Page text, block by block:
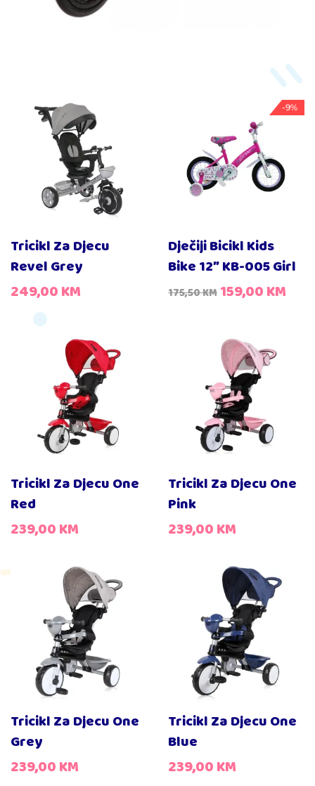
Tricikl Za Djecu
Revel Grey
249,00KM
-9%
Dječiji Bicikl Kids
Bike 12″ KB-005 Girl
175,50KM 159,00KM
Tricikl Za Djecu One
Red
239,00KM
Tricikl Za Djecu One
Pink
239,00KM
Tricikl Za Djecu One
Grey
239,00KM
Tricikl Za Djecu One
Blue
239,00KM